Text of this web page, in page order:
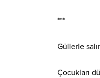
***
Güllerle
Çocukları